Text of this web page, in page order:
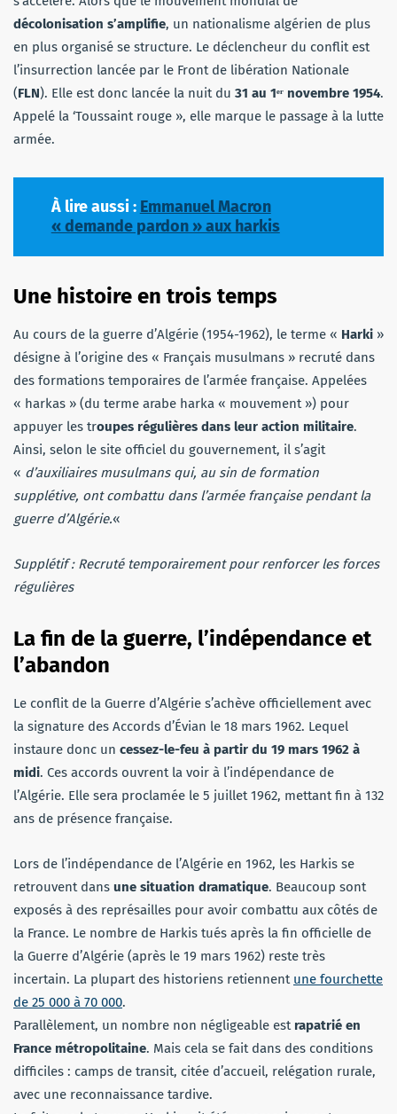
décolonisation s’amplifie, un nationalisme algérien de plus
en plus organisé se structure. Le déclencheur du conflit est
l’insurrection lancée par le Front de libération Nationale
(FLN). Elle est donc lancée la nuit du 31 au 1ᵉʳ novembre 1954.
Appelé la ‘Toussaint rouge », elle marque le passage à la lutte
armée.
À lire aussi : Emmanuel Macron
« demande pardon » aux harkis
Une histoire en trois temps
Au cours de la guerre d’Algérie (1954-1962), le terme « Harki »
désigne à l’origine des « Français musulmans » recruté dans
des formations temporaires de l’armée française. Appelées
« harkas » (du terme arabe harka « mouvement ») pour
appuyer les troupes régulières dans leur action militaire.
Ainsi, selon le site officiel du gouvernement, il s’agit
« d’auxiliaires musulmans qui, au sin de formation
supplétive, ont combattu dans l’armée française pendant la
guerre d’Algérie.«
Supplétif : Recruté temporairement pour renforcer les forces
régulières
La fin de la guerre, l’indépendance et
l’abandon
Le conflit de la Guerre d’Algérie s’achève officiellement avec
la signature des Accords d’Évian le 18 mars 1962. Lequel
instaure donc un cessez-le-feu à partir du 19 mars 1962 à
midi. Ces accords ouvrent la voir à l’indépendance de
l’Algérie. Elle sera proclamée le 5 juillet 1962, mettant fin à 132
ans de présence française.
Lors de l’indépendance de l’Algérie en 1962, les Harkis se
retrouvent dans une situation dramatique. Beaucoup sont
exposés à des représailles pour avoir combattu aux côtés de
la France. Le nombre de Harkis tués après la fin officielle de
la Guerre d’Algérie (après le 19 mars 1962) reste très
incertain. La plupart des historiens retiennent une fourchette
de 25 000 à 70 000.
Parallèlement, un nombre non négligeable est rapatrié en
France métropolitaine. Mais cela se fait dans des conditions
difficiles : camps de transit, citée d’accueil, relégation rurale,
avec une reconnaissance tardive.